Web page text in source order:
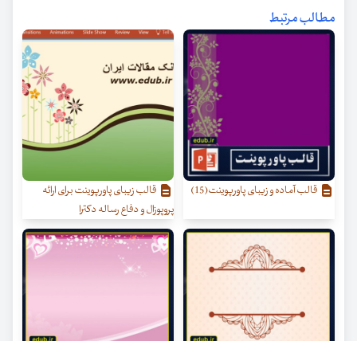
مطالب مرتبط
قالب آماده و زیبای پاورپوینت(15)
قالب زیبای پاورپوینت برای ارائه
پروپوزال و دفاع رساله دکترا